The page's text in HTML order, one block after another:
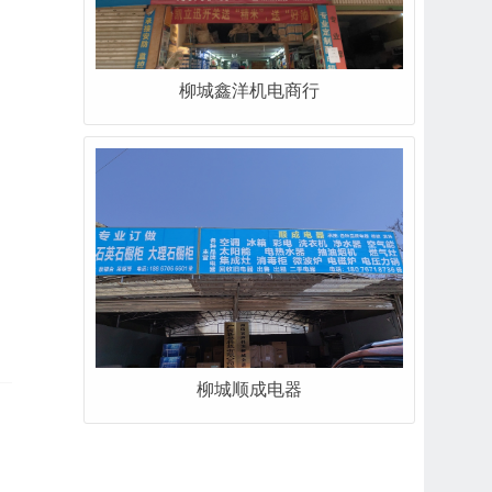
柳城鑫洋机电商行
柳城顺成电器